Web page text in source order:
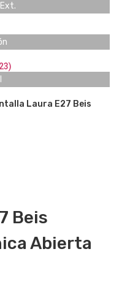
Laura E27 Beis
Beis
Abierta